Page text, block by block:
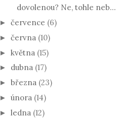
dovolenou? Ne, tohle neb...
► července (6)
► června (10)
► května (15)
► dubna (17)
► března (23)
► února (14)
► ledna (12)